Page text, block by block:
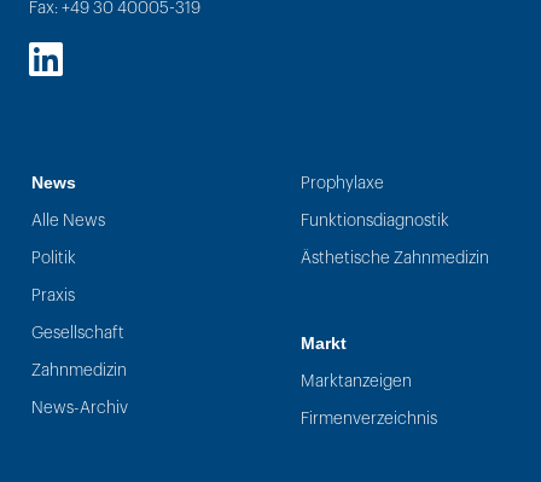
Fax: +49 30 40005-319
LinkedIn
News
Alle News
Politik
Praxis
Gesellschaft
Zahnmedizin
News-Archiv
Prophylaxe
Funktionsdiagnostik
Ästhetische Zahnmedizin
Markt
Marktanzeigen
Firmenverzeichnis